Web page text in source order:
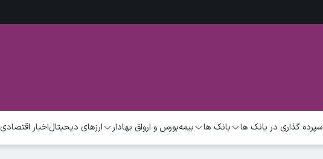
سپرده گذاری در بانک ها بانک ها بیمهبورس و ارواق بهادار ارزهای دیحیتالاخبار اقتصادی